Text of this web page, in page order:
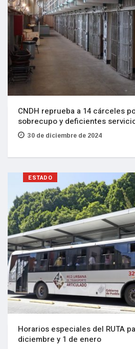
CNDH reprueba a 14 cárceles
sobrecupo y deficientes
30 de diciembre de 2024
ESTADO
Horarios especiales del RUTA
diciembre y 1 de enero